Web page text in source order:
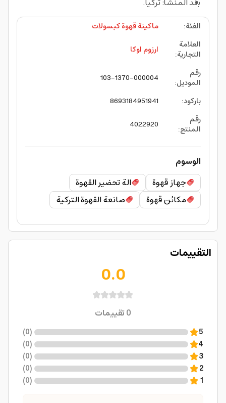
الفئة:
ماكينة قهوة كبسولات
العلامة
التجارية:
ارزوم اوكا
رقم
الموديل:
103-1370-000004
باركود:
8693184951941
رقم
المنتج:
4022920
الوسوم
جهاز قهوة
الة تحضير القهوة
مكائن قهوة
صانعة القهوة التركية
التقييمات
0.0
0تقييمات
5
(
0
)
4
(
0
)
3
(
0
)
2
(
0
)
1
(
0
)